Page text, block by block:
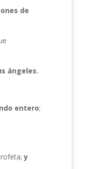
de
ángeles.
entero;
y